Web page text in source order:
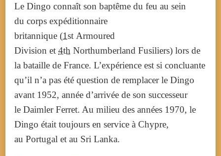
Le Dingo connaît son baptême du feu au sein
du corps expéditionnaire
britannique (1st Armoured
Division et 4th Northumberland Fusiliers) lors de
la bataille de France. L’expérience est si concluante
qu’il n’a pas été question de remplacer le Dingo
avant 1952, année d’arrivée de son successeur
le Daimler Ferret. Au milieu des années 1970, le
Dingo était toujours en service à Chypre,
au Portugal et au Sri Lanka.